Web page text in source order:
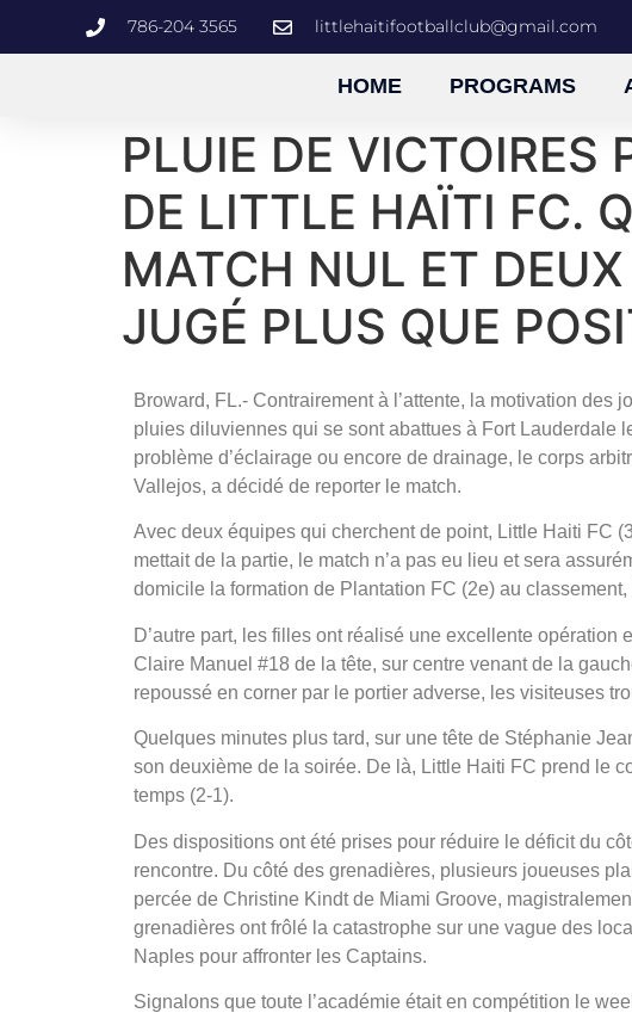
786-204 3565 littlehaitifootballclub@gmail.com
HOME PROGRAMS
PLUIE DE VICTOIRES
DE LITTLE HAÏTI FC.
MATCH NUL ET
JUGÉ PLUS QUE
Broward, FL.- Contrairement à l’attente, la motivation
pluies diluviennes qui se sont abattues à Fort Lauderdale
problème d’éclairage ou encore de drainage, le corps
Vallejos, a décidé de reporter le match.
Avec deux équipes qui cherchent de point, Little Haiti FC
mettait de la partie, le match n’a pas eu lieu et sera
domicile la formation de Plantation FC (2e) au
D’autre part, les filles ont réalisé une excellente
Claire Manuel #18 de la tête, sur centre venant de la
repoussé en corner par le portier adverse, les visiteuses
Quelques minutes plus tard, sur une tête de Stéphanie
son deuxième de la soirée. De là, Little Haiti FC prend le
temps (2-1).
Des dispositions ont été prises pour réduire le déficit du
rencontre. Du côté des grenadières, plusieurs joueuses
percée de Christine Kindt de Miami Groove,
grenadières ont frôlé la catastrophe sur une vague des
Naples pour affronter les Captains.
Signalons que toute l’académie était en compétition le